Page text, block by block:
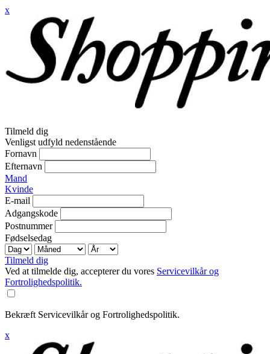
x
Tilmeld dig
Venligst udfyld nedenstående
Fornavn
Efternavn
Mand
Kvinde
E-mail
Adgangskode
Postnummer
Fødselsedag
Tilmeld dig
Ved at tilmelde dig, accepterer du vores Servicevilkår og
Fortrolighedspolitik.
Bekræft Servicevilkår og Fortrolighedspolitik.
x